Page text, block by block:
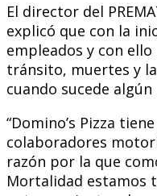
El director del
explicó que con la
empleados y con
tránsito, muertes y
cuando sucede
“Domino’s Pizza
colaboradores
razón por la que
Mortalidad estamos